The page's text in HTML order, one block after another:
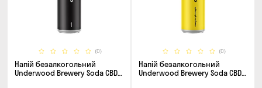
(0)
Напій безалкогольний
Underwood Brewery Soda CBD
(0)
Напій безалкогольний
Underwood Brewery Soda CBD